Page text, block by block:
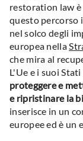
restoration law
questo percorso
nel solco degli
europea nella
che mira al
L'Ue e i suoi
proteggere e
e ripristinare la
inserisce in un
europee ed è un